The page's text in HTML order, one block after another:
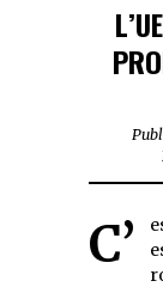
C’est sous cette forme que l’UEFA